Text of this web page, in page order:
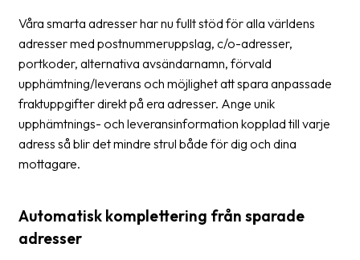
företaget
Om
Fraktjakt
Pressrum
Medarbetare
karriär
Våra smarta adresser har nu fullt stöd för alla världens
adresser med postnummeruppslag, c/o-adresser,
portkoder, alternativa avsändarnamn, förvald
upphämtning/leverans och möjlighet att spara anpassade
fraktuppgifter direkt på era adresser. Ange unik
upphämtnings- och leveransinformation kopplad till varje
adress så blir det mindre strul både för dig och dina
mottagare.
Automatisk komplettering från sparade
adresser